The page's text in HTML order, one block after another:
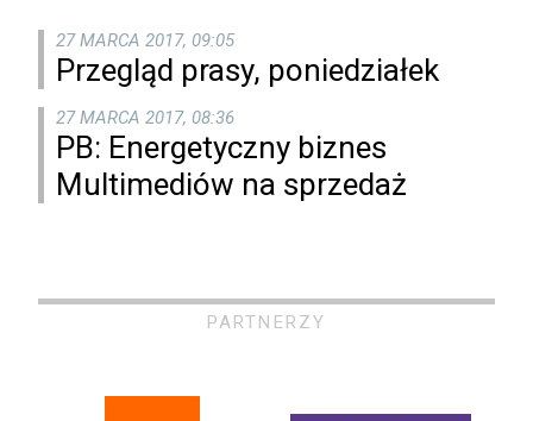
27 MARCA 2017, 09:05
Przegląd prasy, poniedziałek
27 MARCA 2017, 08:36
PB: Energetyczny biznes
Multimediów na sprzedaż
PARTNERZY